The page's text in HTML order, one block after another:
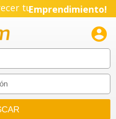
tuEmprendimiento!
